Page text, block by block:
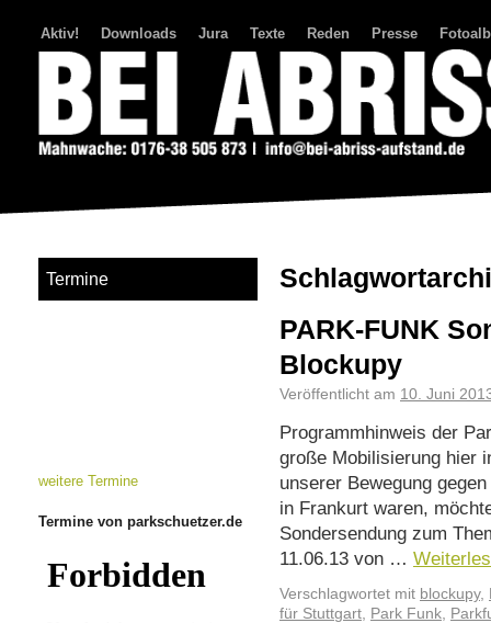
Aktiv! Downloads Jura Texte Reden Presse
PARK-FUNK
Blockupy
Veröffentlicht am 10. Juni
Programmhinweis der
große Mobilisierung hier
unserer Bewegung
in Frankurt waren,
Sondersendung zum
11.06.13 von …
Verschlagwortet mit blockupy,
für Stuttgart, Park Funk,
Termine
weitere Termine
Termine von parkschuetzer.de